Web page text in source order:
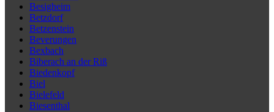
Besigheim
Betzdorf
Betzenstein
Beverungen
Bexbach
Biberach an der Riß
Biedenkopf
Biel
Bielefeld
Biesenthal